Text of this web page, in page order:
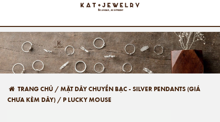
TRANG CHỦ /MẶT DÂY CHUYỀN BẠC - SILVER PENDANTS (GIÁ
CHƯA KÈM DÂY) / P LUCKY MOUSE